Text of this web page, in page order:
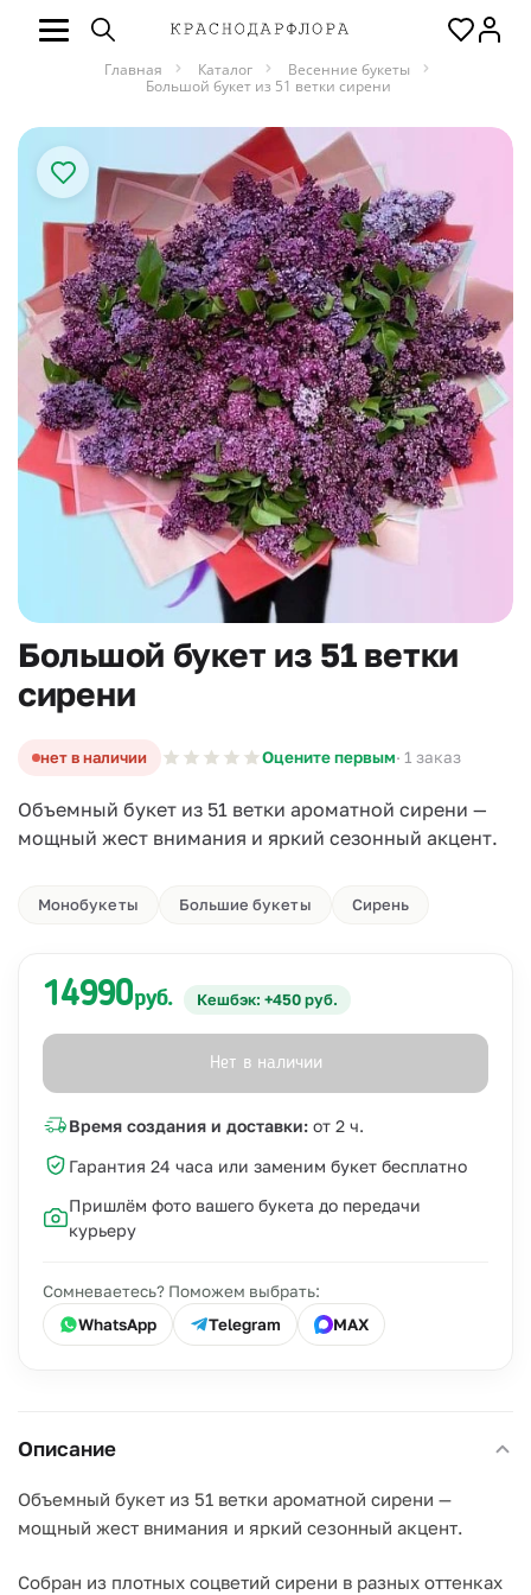
Главная Каталог
Весенние букеты
Большой букет из 51 ветки сирени
Большой букет из 51 ветки
сирени
нет в наличии Оцените первым· 1 заказ
Объемный букет из 51 ветки ароматной сирени —
мощный жест внимания и яркий сезонный акцент.
Монобукеты Большие букеты Сирень
14990руб. Кешбэк: +450 руб.
Нет в наличии
Время создания и доставки: от 2 ч.
Гарантия 24 часа или заменим букет бесплатно
Пришлём фото вашего букета до передачи
курьеру
Сомневаетесь? Поможем выбрать:
WhatsApp
Telegram MAX
Описание
Объемный букет из 51 ветки ароматной сирени —
мощный жест внимания и яркий сезонный акцент.
Собран из плотных соцветий сирени в разных оттенках